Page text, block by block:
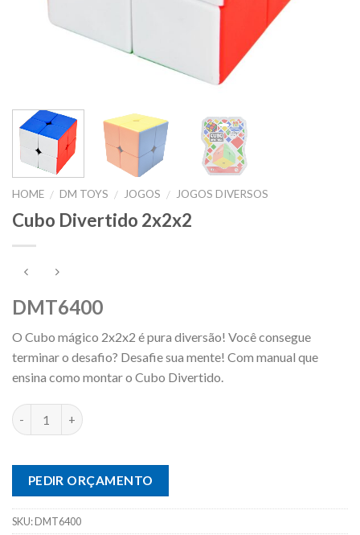
HOME / DM TOYS / JOGOS / JOGOS DIVERSOS
Cubo Divertido 2x2x2
DMT6400
O Cubo mágico 2x2x2 é pura diversão! Você consegue
terminar o desafio? Desafie sua mente! Com manual que
ensina como montar o Cubo Divertido.
PEDIR ORÇAMENTO
SKU:DMT6400